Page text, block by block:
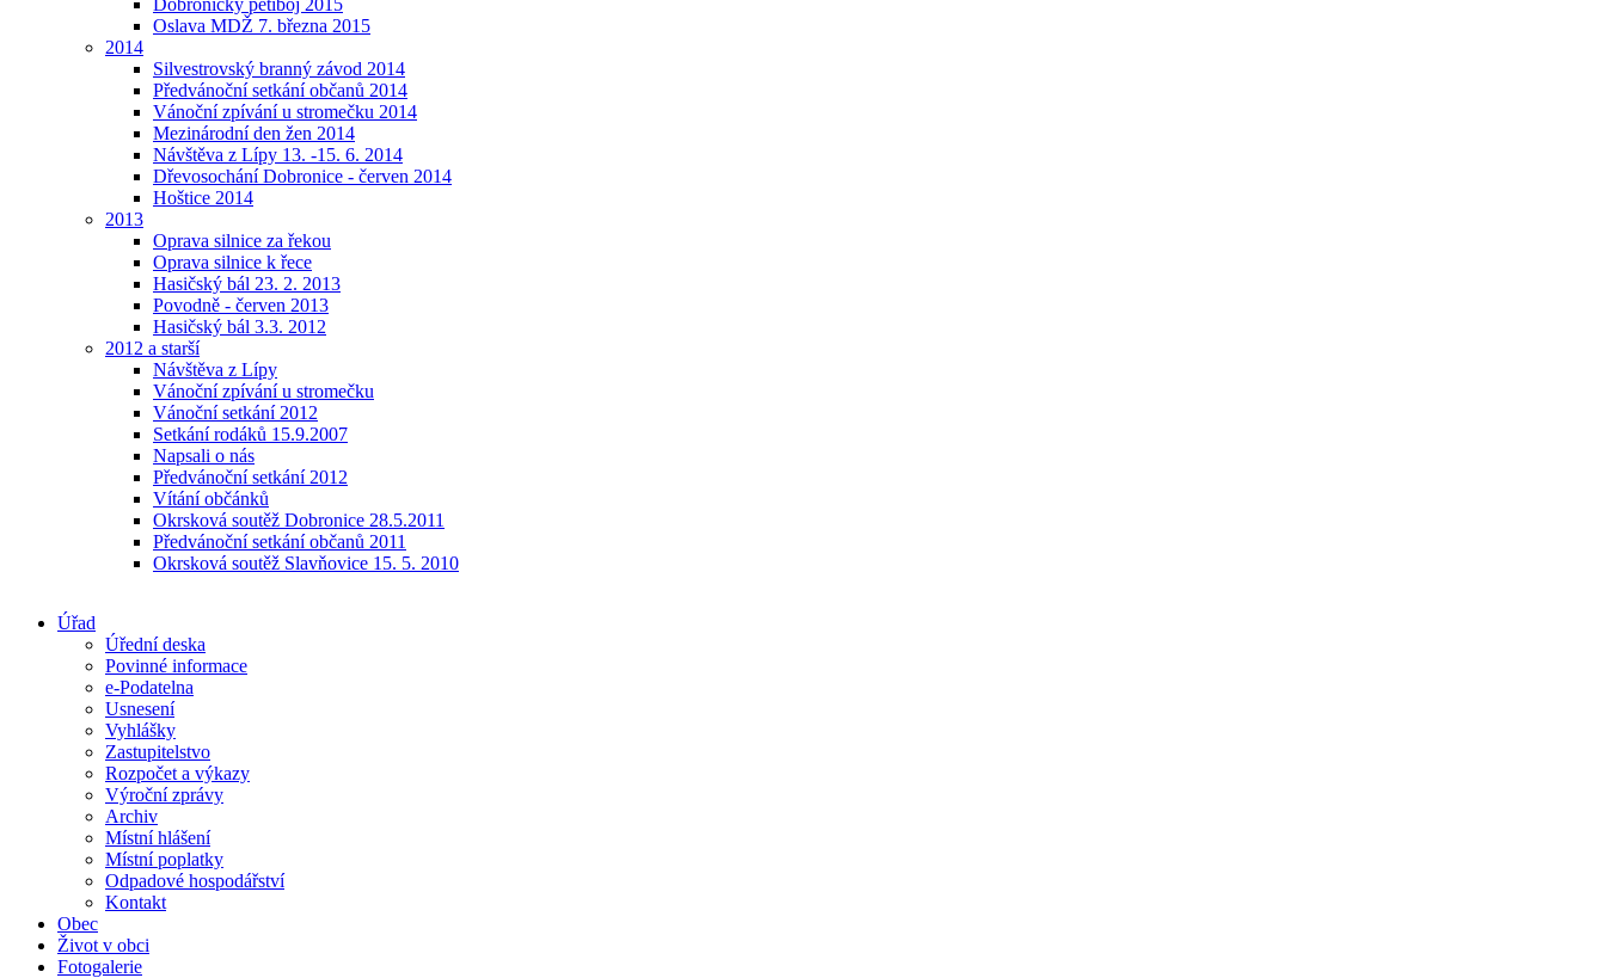
Dobronický pětiboj 2015
Oslava MDŽ 7. března 2015
2014
Silvestrovský branný závod 2014
Předvánoční setkání občanů 2014
Vánoční zpívání u stromečku 2014
Mezinárodní den žen 2014
Návštěva z Lípy 13. -15. 6. 2014
Dřevosochání Dobronice - červen 2014
Hoštice 2014
2013
Oprava silnice za řekou
Oprava silnice k řece
Hasičský bál 23. 2. 2013
Povodně - červen 2013
Hasičský bál 3.3. 2012
2012 a starší
Návštěva z Lípy
Vánoční zpívání u stromečku
Vánoční setkání 2012
Setkání rodáků 15.9.2007
Napsali o nás
Předvánoční setkání 2012
Vítání občánků
Okrsková soutěž Dobronice 28.5.2011
Předvánoční setkání občanů 2011
Okrsková soutěž Slavňovice 15. 5. 2010
Úřad
Úřední deska
Povinné informace
e-Podatelna
Usnesení
Vyhlášky
Zastupitelstvo
Rozpočet a výkazy
Výroční zprávy
Archiv
Místní hlášení
Místní poplatky
Odpadové hospodářství
Kontakt
Obec
Život v obci
Fotogalerie